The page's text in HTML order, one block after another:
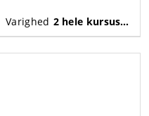
Varighed 2 hele kursusdage